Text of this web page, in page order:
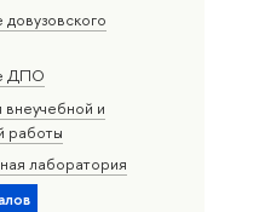
ДПО
и
работы
лаборатория